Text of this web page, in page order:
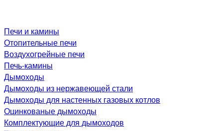
Печи и камины
Отопительные печи
Воздухогрейные печи
Печь-камины
Дымоходы
Дымоходы из нержавеющей стали
Дымоходы для настенных газовых котлов
Оцинкованые дымоходы
Комплектующие для дымоходов